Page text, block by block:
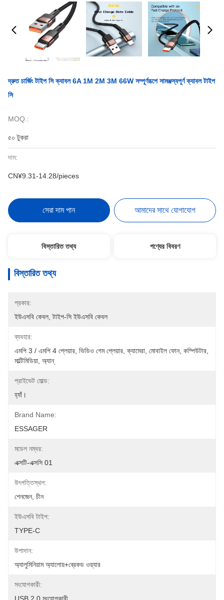
দ্রুত চার্জিং টাইপ সি ক্যাবল 6A 1M 2M 3M 66W সম্পূর্ণরূপে সামঞ্জস্যপূর্ণ ক্যাবল টাইপ
সি
MOQ.:
৫০ টুকরা
দাম:
CN¥9.31-14.28/pieces
সেরা দাম পান আমাদের সাথে যোগাযোগ
বিস্তারিত তথ্য পণ্যের বিবরণ
বিস্তারিত তথ্য
প্রকার:
ইউএসবি কেবল, টাইপ-সি ইউএসবি কেবল
ব্যবহার:
এমপি 3 / এমপি 4 প্লেয়ার, ভিডিও গেম প্লেয়ার, ক্যামেরা, মোবাইল ফোন, কম্পিউটার,
মাল্টিমিডিয়া, অ্যান্
প্রাইভেট মোল্ড:
হ্যাঁ।
Brand Name:
ESSAGER
মডেল নম্বর:
এক্সটি-এক্সসি 01
উৎপত্তিস্থল:
শেনজেন, চীন
ইউএসবি টাইপ:
TYPE-C
উপাদান:
অ্যালুমিনিয়াম অ্যালোয়+ব্রেকড ওয়্যার
সংযোগকারী: